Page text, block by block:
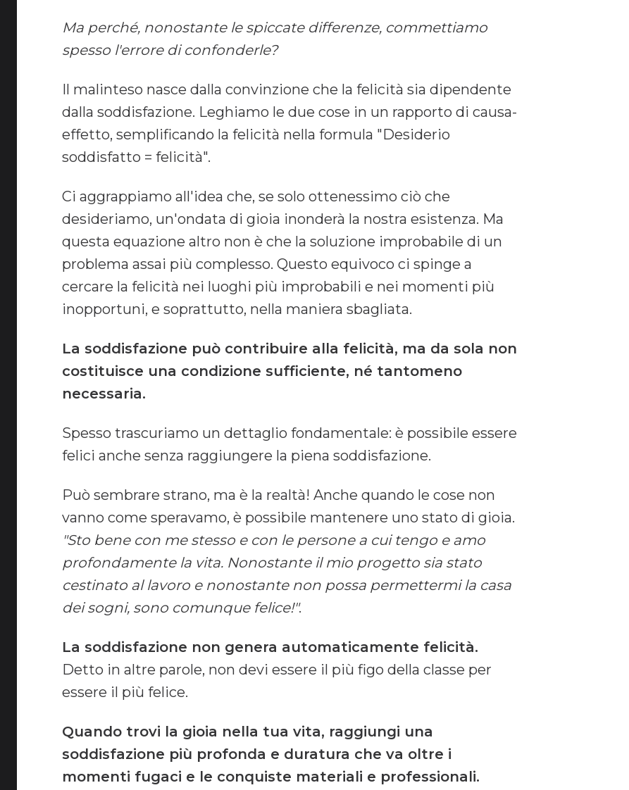
Ma perché, nonostante le spiccate differenze, commettiamo
spesso l'errore di confonderle?
Il malinteso nasce dalla convinzione che la felicità sia dipendente
dalla soddisfazione. Leghiamo le due cose in un rapporto di causa-
effetto, semplificando la felicità nella formula "Desiderio
soddisfatto = felicità".
Ci aggrappiamo all'idea che, se solo ottenessimo ciò che
desideriamo, un'ondata di gioia inonderà la nostra esistenza. Ma
questa equazione altro non è che la soluzione improbabile di un
problema assai più complesso. Questo equivoco ci spinge a
cercare la felicità nei luoghi più improbabili e nei momenti più
inopportuni, e soprattutto, nella maniera sbagliata.
La soddisfazione può contribuire alla felicità, ma da sola non
costituisce una condizione sufficiente, né tantomeno
necessaria.
Spesso trascuriamo un dettaglio fondamentale: è possibile essere
felici anche senza raggiungere la piena soddisfazione.
Può sembrare strano, ma è la realtà! Anche quando le cose non
vanno come speravamo, è possibile mantenere uno stato di gioia.
"Sto bene con me stesso e con le persone a cui tengo e amo
profondamente la vita. Nonostante il mio progetto sia stato
cestinato al lavoro e nonostante non possa permettermi la casa
dei sogni, sono comunque felice!".
La soddisfazione non genera automaticamente felicità.
Detto in altre parole, non devi essere il più figo della classe per
essere il più felice.
Quando trovi la gioia nella tua vita, raggiungi una
soddisfazione più profonda e duratura che va oltre i
momenti fugaci e le conquiste materiali e professionali.